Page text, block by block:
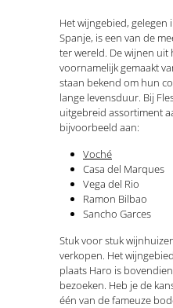
Het wijngebied,
Spanje, is een van de
ter wereld. De wijnen uit
voornamelijk gemaakt
staan bekend om hun
lange levensduur. Bij
uitgebreid assortiment
bijvoorbeeld aan:
Voché
Casa del Marques
Vega del Rio
Ramon Bilbao
Sancho Garces
Stuk voor stuk
verkopen. Het
plaats Haro is
bezoeken. Heb je de
één van de fameuze